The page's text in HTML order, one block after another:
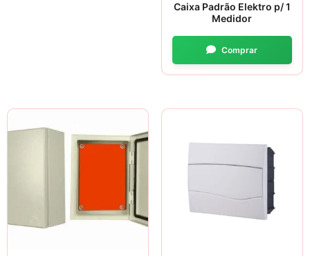
Caixa Padrão Elektro p/ 1
Medidor